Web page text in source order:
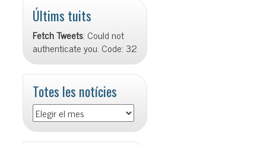
Últims tuits
Fetch Tweets: Could not
authenticate you. Code: 32
Totes les notícies
Totes
les
notícies